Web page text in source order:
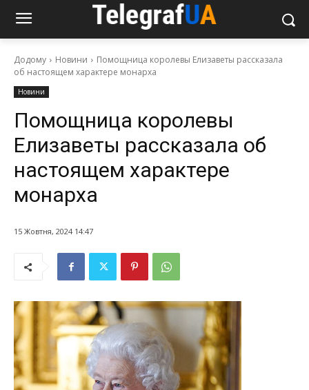
Додому Новини
Помощница королевы Елизаветы рассказала
об настоящем характере монарха
Новини
Помощница королевы
Елизаветы рассказала об
настоящем характере
монарха
15 Жовтня, 2024 14:47